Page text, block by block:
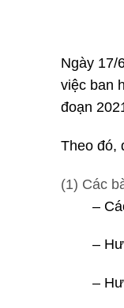
Ngày 17/
việc ban
đoạn
Theo đó,
(1) Các
–
–
–